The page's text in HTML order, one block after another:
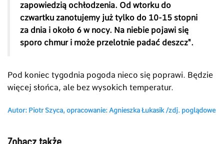
zapowiedzią ochłodzenia. Od wtorku do
czwartku zanotujemy już tylko do 10-15 stopni
za dnia i około 6 w nocy. Na niebie pojawi się
sporo chmur i może przelotnie padać deszcz".
Pod koniec tygodnia pogoda nieco się poprawi. Będzie
więcej słońca, ale bez wysokich temperatur.
Autor: Piotr Szyca, opracowanie: Agnieszka Łukasik /zdj. poglądowe